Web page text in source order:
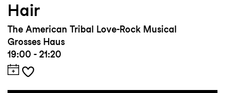
Hair
The American Tribal Love-Rock Musical
Grosses Haus
19:00 - 21:20